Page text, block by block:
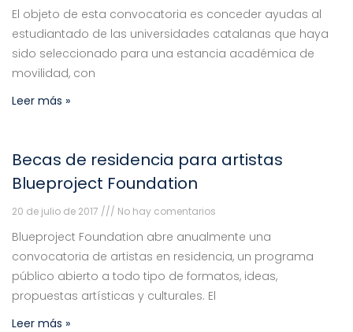
El objeto de esta convocatoria es conceder ayudas al
estudiantado de las universidades catalanas que haya
sido seleccionado para una estancia académica de
movilidad, con
Leer más »
Becas de residencia para artistas
Blueproject Foundation
20 de julio de 2017 No hay comentarios
Blueproject Foundation abre anualmente una
convocatoria de artistas en residencia, un programa
público abierto a todo tipo de formatos, ideas,
propuestas artísticas y culturales. El
Leer más »